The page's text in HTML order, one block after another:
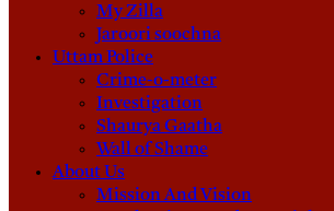
My Zilla
Jaroori soochna
Uttam Police
Crime-o-meter
Investigation
Shaurya Gaatha
Wall of Shame
About Us
Mission And Vision